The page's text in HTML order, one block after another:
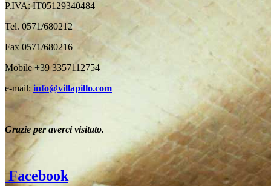
P.IVA: IT05129340484
Tel. 0571/680212
Fax 0571/680216
Mobile +39 3357112754
e-mail: info@villapillo.com
Grazie per averci visitato.
Facebook